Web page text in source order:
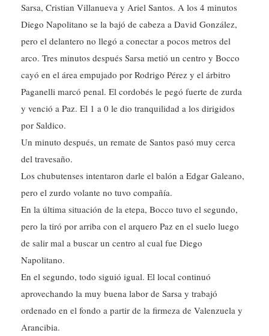
Sarsa, Cristian Villanueva y Ariel Santos. A los 4 minutos
Diego Napolitano se la bajó de cabeza a David González,
pero el delantero no llegó a conectar a pocos metros del
arco. Tres minutos después Sarsa metió un centro y Bocco
cayó en el área empujado por Rodrigo Pérez y el árbitro
Paganelli marcó penal. El cordobés le pegó fuerte de zurda
y venció a Paz. El 1 a 0 le dio tranquilidad a los dirigidos
por Saldico.
Un minuto después, un remate de Santos pasó muy cerca
del travesaño.
Los chubutenses intentaron darle el balón a Edgar Galeano,
pero el zurdo volante no tuvo compañía.
En la última situación de la etepa, Bocco tuvo el segundo,
pero la tiró por arriba con el arquero Paz en el suelo luego
de salir mal a buscar un centro al cual fue Diego
Napolitano.
En el segundo, todo siguió igual. El local continuó
aprovechando la muy buena labor de Sarsa y trabajó
ordenado en el fondo a partir de la firmeza de Valenzuela y
Arancibia.